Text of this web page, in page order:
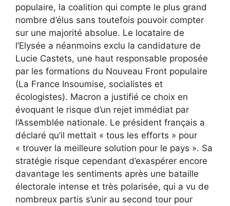
populaire, la coalition qui compte le plus grand
nombre d’élus sans toutefois pouvoir compter
sur une majorité absolue. Le locataire de
l’Elysée a néanmoins exclu la candidature de
Lucie Castets, une haut responsable proposée
par les formations du Nouveau Front populaire
(La France Insoumise, socialistes et
écologistes). Macron a justifié ce choix en
évoquant le risque d’un rejet immédiat par
l’Assemblée nationale. Le président français a
déclaré qu’il mettait « tous les efforts » pour
« trouver la meilleure solution pour le pays ». Sa
stratégie risque cependant d’exaspérer encore
davantage les sentiments après une bataille
électorale intense et très polarisée, qui a vu de
nombreux partis s’unir au second tour pour